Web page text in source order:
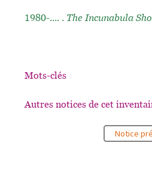
1980-.... . The Incunabula
Mots-clés
Autres notices de cet
Notice